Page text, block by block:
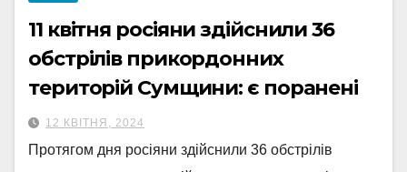
11 квітня росіяни здійснили 36
обстрілів прикордонних
територій Сумщини: є поранені
12 КВІТНЯ, 2024
Протягом дня росіяни здійснили 36 обстрілів